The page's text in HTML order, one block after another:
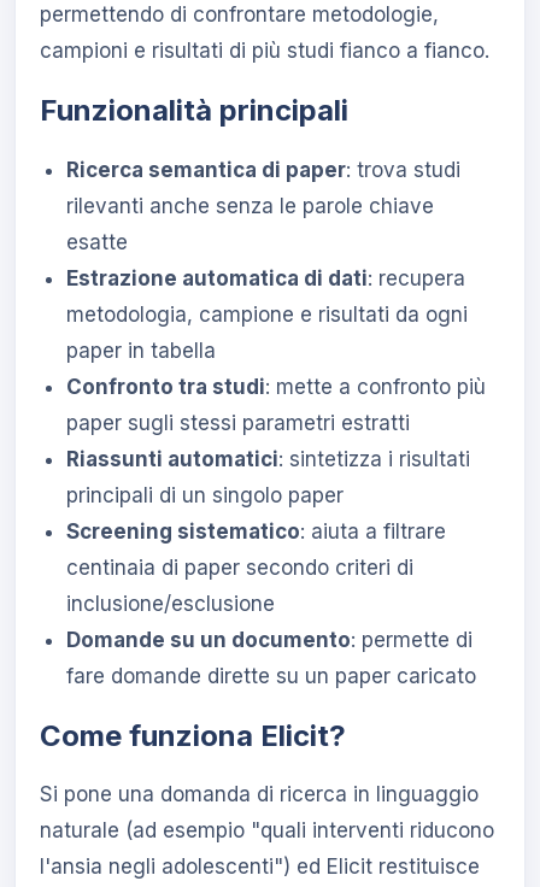
permettendo di confrontare metodologie,
campioni e risultati di più studi fianco a fianco.
Funzionalità principali
Ricerca semantica di paper: trova studi
rilevanti anche senza le parole chiave
esatte
Estrazione automatica di dati: recupera
metodologia, campione e risultati da ogni
paper in tabella
Confronto tra studi: mette a confronto più
paper sugli stessi parametri estratti
Riassunti automatici: sintetizza i risultati
principali di un singolo paper
Screening sistematico: aiuta a filtrare
centinaia di paper secondo criteri di
inclusione/esclusione
Domande su un documento: permette di
fare domande dirette su un paper caricato
Come funziona Elicit?
Si pone una domanda di ricerca in linguaggio
naturale (ad esempio "quali interventi riducono
l'ansia negli adolescenti") ed Elicit restituisce